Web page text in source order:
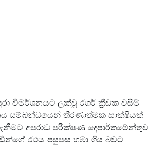
විමර්ශනයට ලක්වූ රගර් ක්‍රීඩක වසීම්
සම්බන්ධයෙන් තීරණාත්මක සාක්ෂියක්
අපරාධ පරීක්ෂණ දෙපාර්තමේන්තුව
රථය පසුපස හඹා ගිය බවට